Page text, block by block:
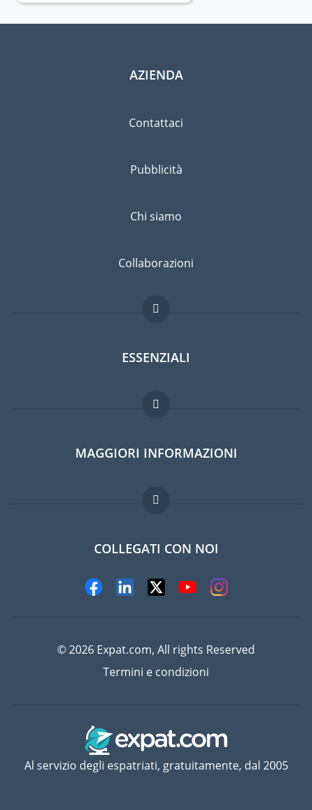
AZIENDA
Contattaci
Pubblicità
Chi siamo
Collaborazioni
ESSENZIALI
Forum per expat
Guida per expat
Lavori all'estero
MAGGIORI INFORMAZIONI
Domande frequenti
COLLEGATI CON NOI
© 2026 Expat.com, All rights Reserved
Termini e condizioni
Al servizio degli espatriati, gratuitamente, dal 2005